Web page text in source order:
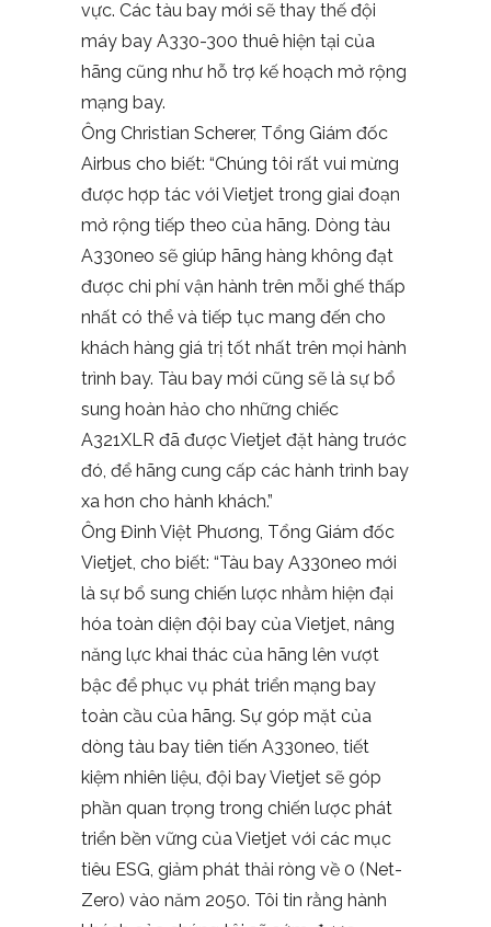
vực. Các tàu bay mới sẽ thay thế đội
máy bay A330-300 thuê hiện tại của
hãng cũng như hỗ trợ kế hoạch mở rộng
mạng bay.
Ông Christian Scherer, Tổng Giám đốc
Airbus cho biết: “Chúng tôi rất vui mừng
được hợp tác với Vietjet trong giai đoạn
mở rộng tiếp theo của hãng. Dòng tàu
A330neo sẽ giúp hãng hàng không đạt
được chi phí vận hành trên mỗi ghế thấp
nhất có thể và tiếp tục mang đến cho
khách hàng giá trị tốt nhất trên mọi hành
trình bay. Tàu bay mới cũng sẽ là sự bổ
sung hoàn hảo cho những chiếc
A321XLR đã được Vietjet đặt hàng trước
đó, để hãng cung cấp các hành trình bay
xa hơn cho hành khách.”
Ông Đinh Việt Phương, Tổng Giám đốc
Vietjet, cho biết: “Tàu bay A330neo mới
là sự bổ sung chiến lược nhằm hiện đại
hóa toàn diện đội bay của Vietjet, nâng
năng lực khai thác của hãng lên vượt
bậc để phục vụ phát triển mạng bay
toàn cầu của hãng. Sự góp mặt của
dòng tàu bay tiên tiến A330neo, tiết
kiệm nhiên liệu, đội bay Vietjet sẽ góp
phần quan trọng trong chiến lược phát
triển bền vững của Vietjet với các mục
tiêu ESG, giảm phát thải ròng về 0 (Net-
Zero) vào năm 2050. Tôi tin rằng hành